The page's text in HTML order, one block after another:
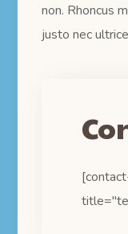
non. Rhoncus
justo nec